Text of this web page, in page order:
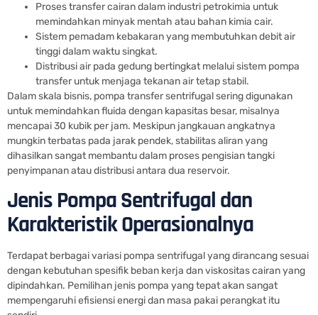
Proses transfer cairan dalam industri petrokimia untuk
memindahkan minyak mentah atau bahan kimia cair.
Sistem pemadam kebakaran yang membutuhkan debit air
tinggi dalam waktu singkat.
Distribusi air pada gedung bertingkat melalui sistem pompa
transfer untuk menjaga tekanan air tetap stabil.
Dalam skala bisnis, pompa transfer sentrifugal sering digunakan
untuk memindahkan fluida dengan kapasitas besar, misalnya
mencapai 30 kubik per jam. Meskipun jangkauan angkatnya
mungkin terbatas pada jarak pendek, stabilitas aliran yang
dihasilkan sangat membantu dalam proses pengisian tangki
penyimpanan atau distribusi antara dua reservoir.
Jenis Pompa Sentrifugal dan
Karakteristik Operasionalnya
Terdapat berbagai variasi pompa sentrifugal yang dirancang sesuai
dengan kebutuhan spesifik beban kerja dan viskositas cairan yang
dipindahkan. Pemilihan jenis pompa yang tepat akan sangat
mempengaruhi efisiensi energi dan masa pakai perangkat itu